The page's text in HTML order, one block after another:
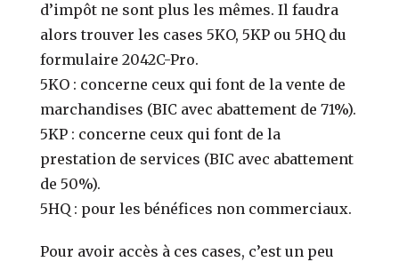
d’impôt ne sont plus les mêmes. Il faudra
alors trouver les cases 5KO, 5KP ou 5HQ du
formulaire 2042C-Pro.
5KO : concerne ceux qui font de la vente de
marchandises (BIC avec abattement de 71%).
5KP : concerne ceux qui font de la
prestation de services (BIC avec abattement
de 50%).
5HQ : pour les bénéfices non commerciaux.
Pour avoir accès à ces cases, c’est un peu